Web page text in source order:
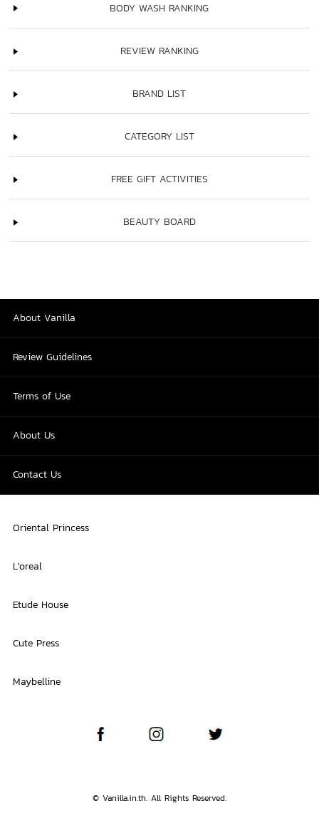
BODY WASH RANKING
REVIEW RANKING
BRAND LIST
CATEGORY LIST
FREE GIFT ACTIVITIES
BEAUTY BOARD
About Vanilla
Review Guidelines
Terms of Use
About Us
Contact Us
Oriental Princess
L'oreal
Etude House
Cute Press
Maybelline
© Vanilla.in.th. All Rights Reserved.